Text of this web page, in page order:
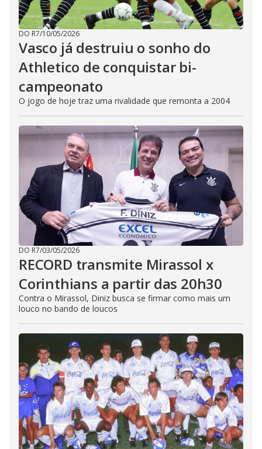
DO R7/10/05/2026
Vasco já destruiu o sonho do
Athletico de conquistar bi-
campeonato
O jogo de hoje traz uma rivalidade que remonta a 2004
DO R7/03/05/2026
RECORD transmite Mirassol x
Corinthians a partir das 20h30
Contra o Mirassol, Diniz busca se firmar como mais um
louco no bando de loucos